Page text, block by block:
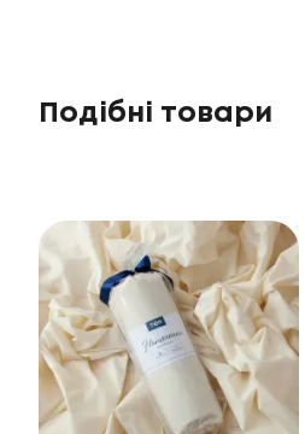
Подібні товари